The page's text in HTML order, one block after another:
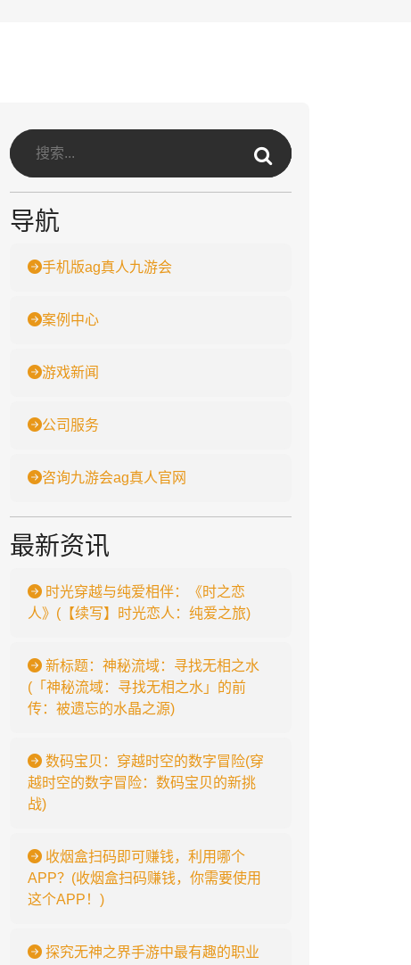
导航
手机版ag真人九游会
案例中心
游戏新闻
公司服务
咨询九游会ag真人官网
最新资讯
时光穿越与纯爱相伴：《时之恋
人》(【续写】时光恋人：纯爱之旅)
新标题：神秘流域：寻找无相之水
(「神秘流域：寻找无相之水」的前
传：被遗忘的水晶之源)
数码宝贝：穿越时空的数字冒险(穿
越时空的数字冒险：数码宝贝的新挑
战)
收烟盒扫码即可赚钱，利用哪个
APP？(收烟盒扫码赚钱，你需要使用
这个APP！)
探究无神之界手游中最有趣的职业